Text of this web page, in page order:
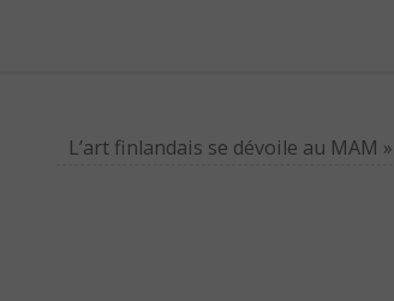
L’art finlandais se dévoile au MAM »